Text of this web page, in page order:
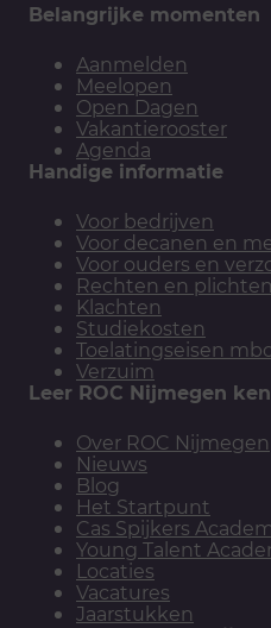
Belangrijke momenten
Aanmelden
Meelopen
Open Dagen
Vakantierooster
Agenda
Handige informatie
Voor bedrijven
Voor decanen en
Voor ouders en
Rechten en plichten
Klachten
Studiekosten
Toelatingseisen
Verzuim
Leer ROC Nijmegen
Over ROC Nijmegen
Nieuws
Blog
Het Startpunt
Cas Spijkers
Young Talent
Locaties
Vacatures
Jaarstukken